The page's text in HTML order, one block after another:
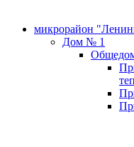
микрорайон
Дом № 1